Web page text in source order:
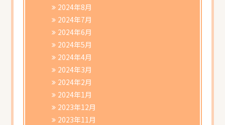
2024年8月
2024年7月
2024年6月
2024年5月
2024年4月
2024年3月
2024年2月
2024年1月
2023年12月
2023年11月